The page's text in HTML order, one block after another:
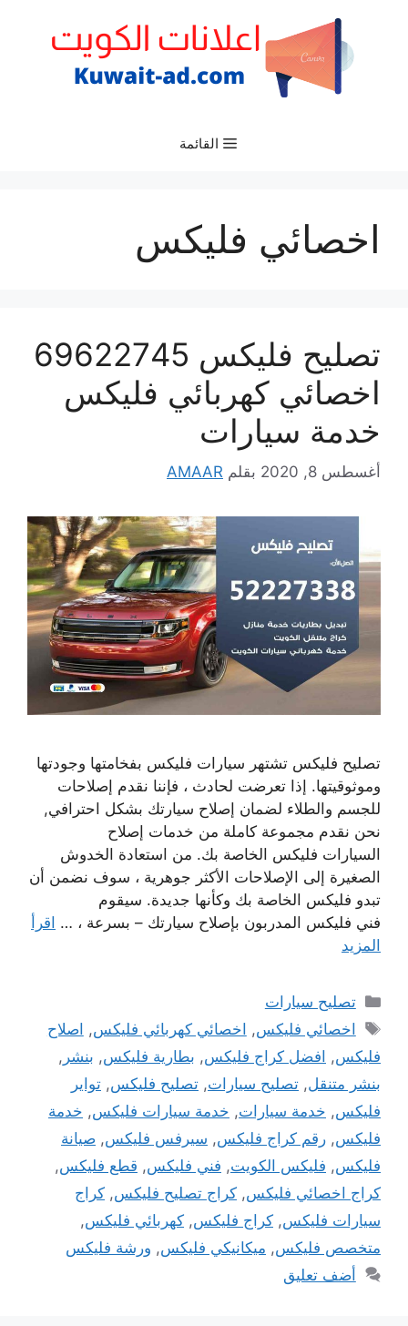
القائمة
اخصائي فليكس
تصليح فليكس 69622745
اخصائي كهربائي فليكس
خدمة سيارات
أغسطس 8, 2020 بقلم AMAAR
تصليح فليكس تشتهر سيارات فليكس بفخامتها وجودتها
وموثوقيتها. إذا تعرضت لحادث ، فإننا نقدم إصلاحات
للجسم والطلاء لضمان إصلاح سيارتك بشكل احترافي,
نحن نقدم مجموعة كاملة من خدمات إصلاح
السيارات فليكس الخاصة بك. من استعادة الخدوش
الصغيرة إلى الإصلاحات الأكثر جوهرية ، سوف نضمن أن
تبدو فليكس الخاصة بك وكأنها جديدة. سيقوم
فني فليكس المدربون بإصلاح سيارتك – بسرعة ، … اقرأ
المزيد
التصنيفات
تصليح سيارات
الوسوم
اخصائي فليكس, اخصائي كهربائي فليكس, اصلاح
فليكس, افضل كراج فليكس, بطارية فليكس, بنشر ,
بنشر متنقل, تصليح سيارات, تصليح فليكس, تواير
فليكس, خدمة سيارات, خدمة سيارات فليكس, خدمة
فليكس, رقم كراج فليكس, سيرفس فليكس, صيانة
فليكس, فليكس الكويت, فني فليكس, قطع فليكس,
كراج اخصائي فليكس, كراج تصليح فليكس, كراج
سيارات فليكس, كراج فليكس, كهربائي فليكس,
متخصص فليكس, ميكانيكي فليكس, ورشة فليكس
أضف تعليق